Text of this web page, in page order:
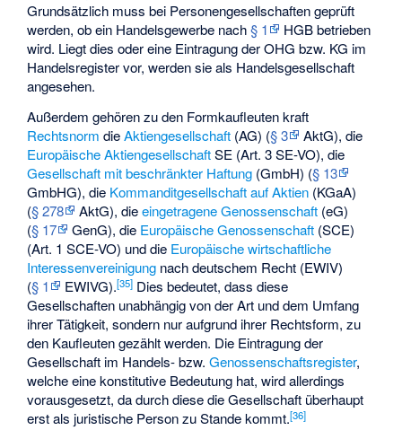
Grundsätzlich muss bei Personengesellschaften geprüft
werden, ob ein Handelsgewerbe nach§ 1
HGB betrieben
wird. Liegt dies oder eine Eintragung der OHG bzw. KG im
Handelsregister vor, werden sie als Handelsgesellschaft
angesehen.
Außerdem gehören zu den Formkaufleuten kraft
Rechtsnorm dieAktiengesellschaft (AG) (§ 3
AktG), die
Europäische AktiengesellschaftSE (Art. 3 SE-VO), die
Gesellschaft mit beschränkter Haftung (GmbH) (§ 13
GmbHG), die Kommanditgesellschaft auf Aktien (KGaA)
(§ 278 AktG), dieeingetragene Genossenschaft (eG)
(§ 17 GenG), die Europäische Genossenschaft (SCE)
(Art. 1 SCE-VO) und die Europäische wirtschaftliche
Interessenvereinigung nach deutschem Recht (EWIV)
(§ 1 EWIVG).[35] Dies bedeutet, dass diese
Gesellschaften unabhängig von der Art und dem Umfang
ihrer Tätigkeit, sondern nur aufgrund ihrer Rechtsform, zu
den Kaufleuten gezählt werden. Die Eintragung der
Gesellschaft im Handels- bzw.Genossenschaftsregister,
welche eine konstitutive Bedeutung hat, wird allerdings
vorausgesetzt, da durch diese die Gesellschaft überhaupt
erst als juristische Person zu Stande kommt.[36]